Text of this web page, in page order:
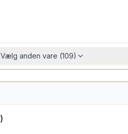
Vælg anden vare (109)
)